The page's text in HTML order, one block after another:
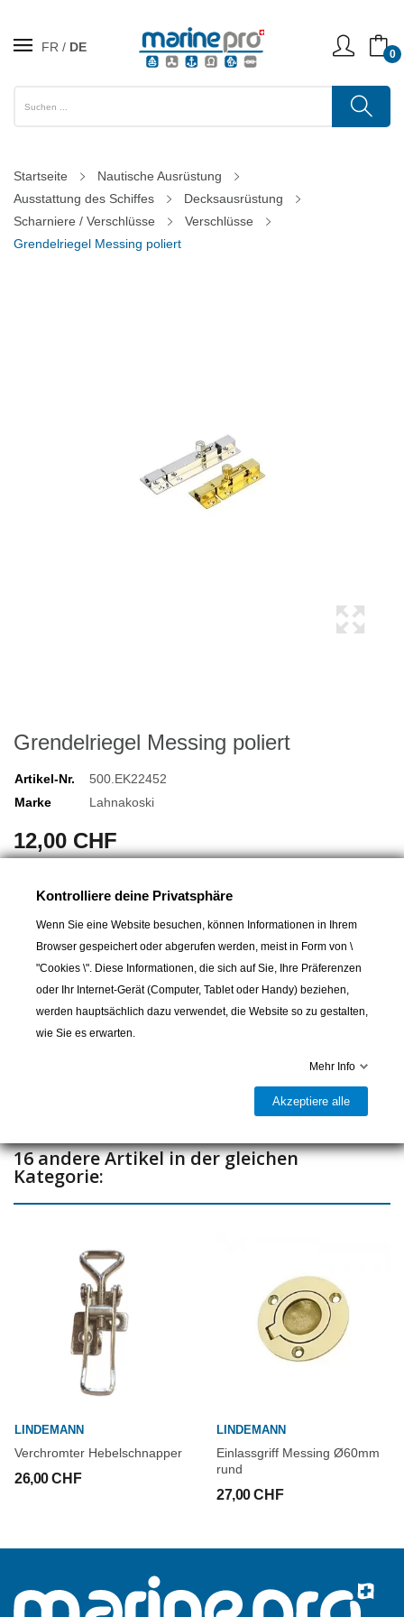
FR DE 0
Startseite
Nautische Ausrüstung
Ausstattung des Schiffes
Decksausrüstung
Scharniere / Verschlüsse
Verschlüsse
Grendelriegel Messing poliert
Grendelriegel Messing poliert
Artikel-Nr.
500.EK22452
Marke
Lahnakoski
12,00 CHF
Länge 50mm +14mm
In den Warenkorb
Lieferbar und im Laden erhältlich
16 andere Artikel in der gleichen
Kategorie:
LINDEMANN
Verchromter Hebelschnapper
26,00 CHF
LINDEMANN
Einlassgriff Messing Ø60mm
rund
27,00 CHF
Kontrolliere deine Privatsphäre
Wenn Sie eine Website besuchen, können Informationen in Ihrem
Browser gespeichert oder abgerufen werden, meist in Form von \
"Cookies \". Diese Informationen, die sich auf Sie, Ihre Präferenzen
oder Ihr Internet-Gerät (Computer, Tablet oder Handy) beziehen,
werden hauptsächlich dazu verwendet, die Website so zu gestalten,
wie Sie es erwarten.
Mehr Info
Akzeptiere alle